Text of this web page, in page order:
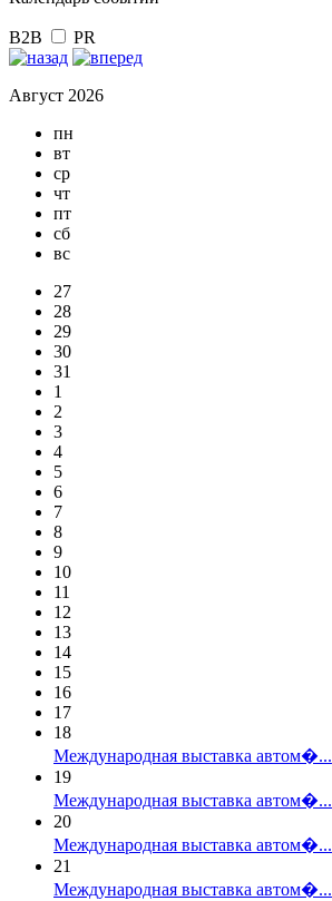
B2B PR
Август 2026
пн
вт
ср
чт
пт
сб
вс
27
28
29
30
31
1
2
3
4
5
6
7
8
9
10
11
12
13
14
15
16
17
18
Международная выставка автом�...
19
Международная выставка автом�...
20
Международная выставка автом�...
21
Международная выставка автом�...